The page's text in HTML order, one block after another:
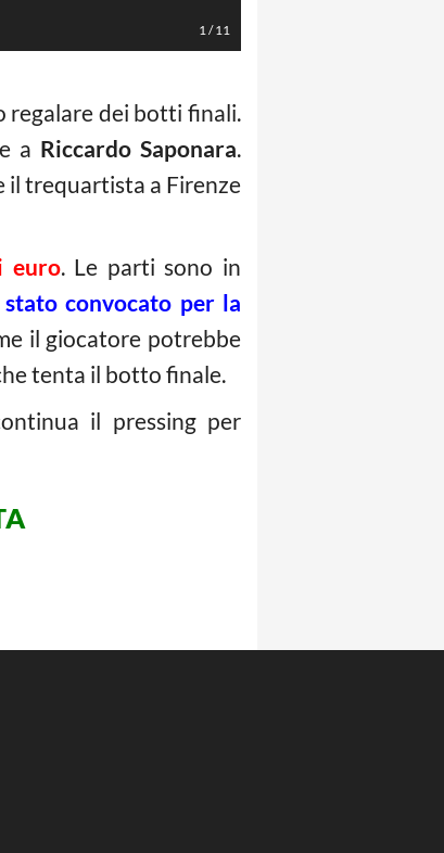
1/11
regalare dei botti finali.
a Riccardo Saponara.
il trequartista a Firenze
euro. Le parti sono in
convocato per la
il giocatore potrebbe
tenta il botto finale.
il pressing per